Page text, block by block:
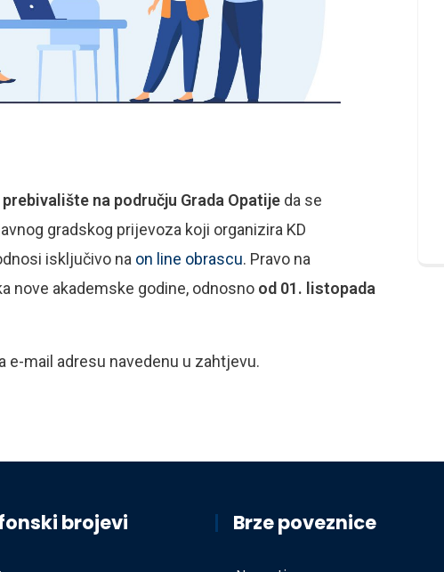
prebivalište na području Grada Opatije da se
gradskog prijevoza koji organizira KD
isključivo na on line obrascu. Pravo na
nove akademske godine, odnosno od 01. listopada
e-mail adresu navedenu u zahtjevu.
brojevi Brze poveznice